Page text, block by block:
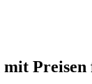
mit